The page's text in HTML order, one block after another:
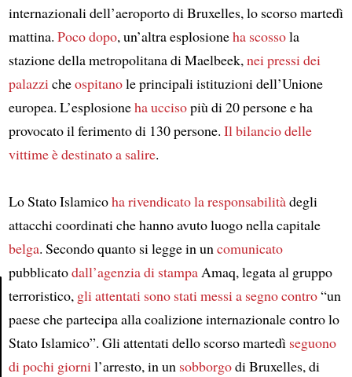
Article
internazionali dell’aeroporto di Bruxelles, lo scorso martedì
mattina. Poco dopo, un’altra esplosioneha scossola
stazione della metropolitana di Maelbeek,nei pressi dei
palazzicheospitanole principali istituzioni dell’Unione
europea. L’esplosioneha uccisopiù di 20 persone e ha
provocato il ferimento di 130 persone. Il bilancio delle
vittimeè destinato a salire.
Lo Stato Islamicoha rivendicato la responsabilitàdegli
attacchi coordinati che hanno avuto luogo nella capitale
belga. Secondo quanto si legge in uncomunicato
pubblicatodall’agenzia di stampaAmaq, legata al gruppo
terroristico, gli attentati sono stati messi a segnocontro“un
paese che partecipa alla coalizione internazionale contro lo
Stato Islamico”. Gli attentati dello scorso martedì seguono
di pochi giornil’arresto, in un sobborgodi Bruxelles, di